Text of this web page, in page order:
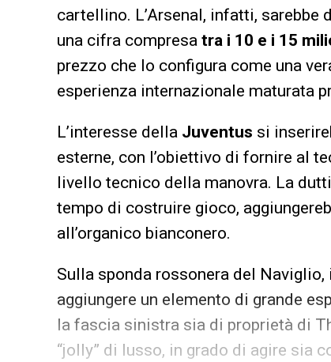
cartellino. L’Arsenal, infatti,
una cifra compresa tra i 10 e i 15
prezzo che lo configura come una
esperienza internazionale maturata
L’interesse della Juventus si
esterne, con l’obiettivo di fornire al
livello tecnico della manovra. La
tempo di costruire gioco,
all’organico bianconero.
Sulla sponda rossonera del Naviglio,
aggiungere un elemento di grande
la fascia sinistra sia di proprietà di
“jolly” di lusso, in grado di agire sia